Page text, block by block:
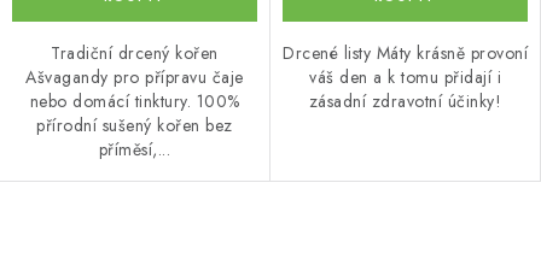
Tradiční drcený kořen
Ašvagandy pro přípravu čaje
nebo domácí tinktury. 100%
přírodní sušený kořen bez
příměsí,...
Drcené listy Máty krásně provoní
váš den a k tomu přidají i
zásadní zdravotní účinky!